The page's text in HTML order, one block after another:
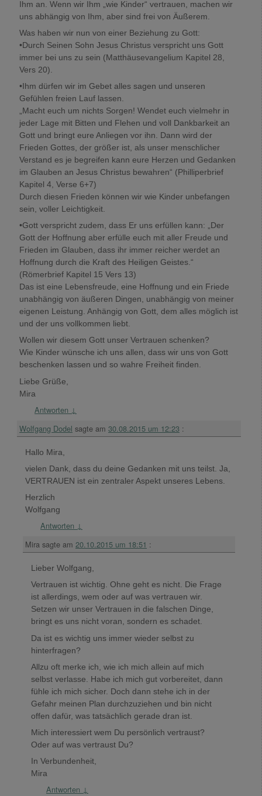
Ihm an. Wenn wir Ihm „wie Kinder“ vertrauen, machen wir
uns abhängig von Ihm, aber sind frei von Äußerem.
Was haben wir nun von einer Beziehung zu Gott:
•Durch Seinen Sohn Jesus Christus verspricht uns Gott
immer bei uns zu sein (Matthäusevangelium Kapitel 28,
Vers 20).
•Ihm dürfen wir im Gebet alles sagen und unseren
Gefühlen freien Lauf lassen.
„Macht euch um nichts Sorgen! Wendet euch vielmehr in
jeder Lage mit Bitten und Flehen und voll Dankbarkeit an
Gott und bringt eure Anliegen vor ihn. Dann wird der
Frieden Gottes, der größer ist, als unser menschlicher
Verstand es je begreifen kann eure Herzen und Gedanken
im Glauben an Jesus Christus bewahren“ (Philliperbrief
Kapitel 4, Verse 6+7)
Durch diesen Frieden können wir wie Kinder unbefangen
sein, voller Leichtigkeit.
•Gott verspricht zudem, dass Er uns erfüllen kann: „Der
Gott der Hoffnung aber erfülle euch mit aller Freude und
Frieden im Glauben, dass ihr immer reicher werdet an
Hoffnung durch die Kraft des Heiligen Geistes.“
(Römerbrief Kapitel 15 Vers 13)
Das ist eine Lebensfreude, eine Hoffnung und ein Friede
unabhängig von äußeren Dingen, unabhängig von meiner
eigenen Leistung. Anhängig von Gott, dem alles möglich ist
und der uns vollkommen liebt.
Wollen wir diesem Gott unser Vertrauen schenken?
Wie Kinder wünsche ich uns allen, dass wir uns von Gott
beschenken lassen und so wahre Freiheit finden.
Liebe Grüße,
Mira
Antworten ↓
Wolfgang Dodel sagte am 30.08.2015 um 12:23 :
Hallo Mira,
vielen Dank, dass du deine Gedanken mit uns teilst. Ja,
VERTRAUEN ist ein zentraler Aspekt unseres Lebens.
Herzlich
Wolfgang
Antworten ↓
Mira sagte am 20.10.2015 um 18:51 :
Lieber Wolfgang,
Vertrauen ist wichtig. Ohne geht es nicht. Die Frage
ist allerdings, wem oder auf was vertrauen wir.
Setzen wir unser Vertrauen in die falschen Dinge,
bringt es uns nicht voran, sondern es schadet.
Da ist es wichtig uns immer wieder selbst zu
hinterfragen?
Allzu oft merke ich, wie ich mich allein auf mich
selbst verlasse. Habe ich mich gut vorbereitet, dann
fühle ich mich sicher. Doch dann stehe ich in der
Gefahr meinen Plan durchzuziehen und bin nicht
offen dafür, was tatsächlich gerade dran ist.
Mich interessiert wem Du persönlich vertraust?
Oder auf was vertraust Du?
In Verbundenheit,
Mira
Antworten ↓